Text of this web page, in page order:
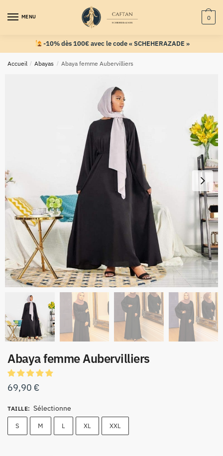
MENU 0
-10% dès 100€ avec le code « SCHEHERAZADE »
Accueil / Abayas / Abaya femme Aubervilliers
Abaya femme Aubervilliers
69,90 €
TAILLE: Sélectionne
S M L XL XXL